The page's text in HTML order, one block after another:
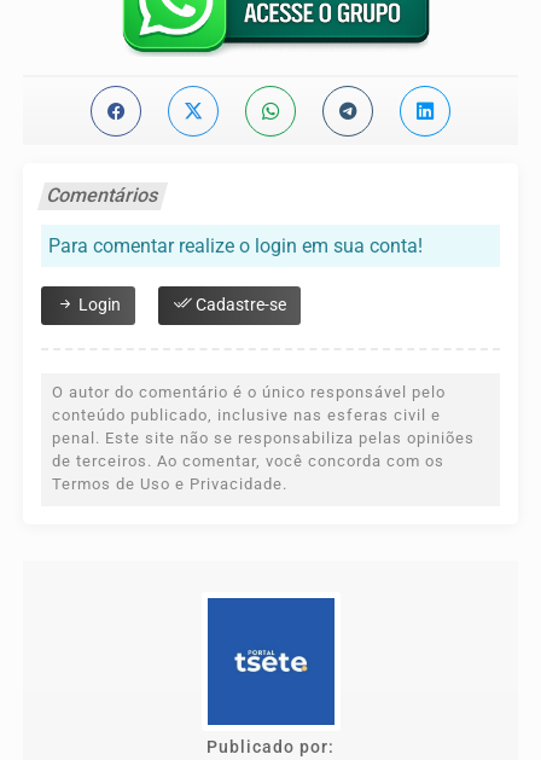
Comentários
Para comentar realize o login em sua conta!
Login Cadastre-se
O autor do comentário é o único responsável pelo
conteúdo publicado, inclusive nas esferas civil e
penal. Este site não se responsabiliza pelas opiniões
de terceiros. Ao comentar, você concorda com os
Termos de Uso e Privacidade.
Publicado por: